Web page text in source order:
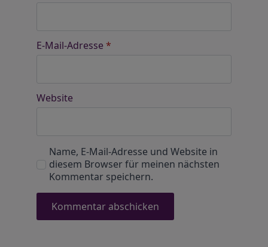
E-Mail-Adresse *
Website
Name, E-Mail-Adresse und Website in
diesem Browser für meinen nächsten
Kommentar speichern.